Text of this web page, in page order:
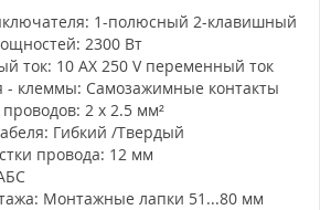
1-полюсный 2-клавишный
2300 Вт
ток: 10 AX 250 V переменный ток
- клеммы: Самозажимные контакты
2 x 2.5 мм²
Гибкий /Твердый
провода: 12 мм
Монтажные лапки 51...80 мм